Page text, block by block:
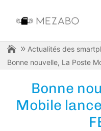
Actualités des
Bonne nouvelle, La Poste
Bonne
Mobile